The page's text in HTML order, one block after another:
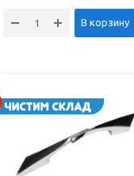
В корзину